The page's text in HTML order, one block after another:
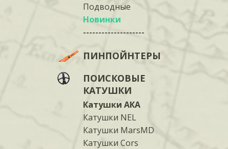
Подводные
Новинки
--------------------
ПИНПОЙНТЕРЫ
ПОИСКОВЫЕ
КАТУШКИ
Катушки АКА
Катушки NEL
Катушки MarsMD
Катушки Cors